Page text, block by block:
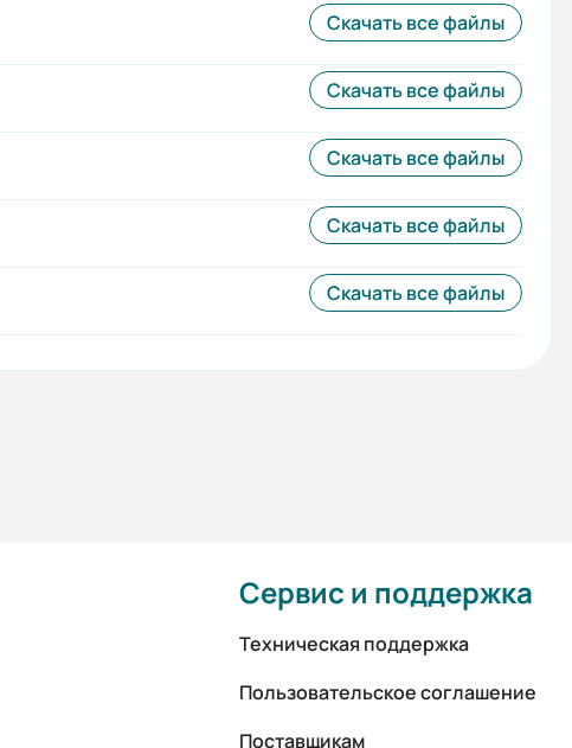
Скачать все файлы
Скачать все файлы
Скачать все файлы
Скачать все файлы
Скачать все файлы
Сервис и поддержка
Техническая поддержка
Пользовательское соглашение
Поставщикам